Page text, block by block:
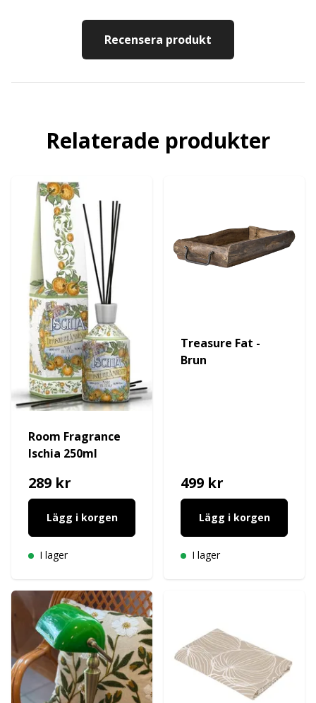
Recensera produkt
Relaterade produkter
Room Fragrance
Ischia 250ml
289 kr
Lägg i korgen
I lager
Treasure Fat -
Brun
499 kr
Lägg i korgen
I lager